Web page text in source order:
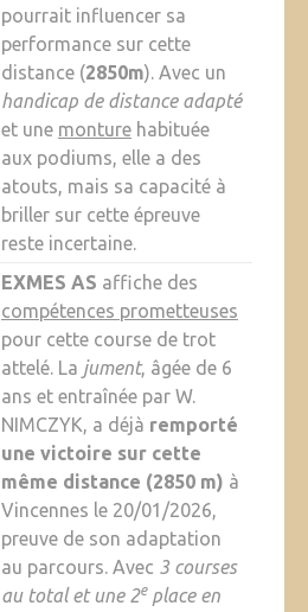
pourrait influencer sa
performance sur cette
distance (2850m). Avec un
handicap de distance adapté
et une monturehabituée
aux podiums, elle a des
atouts, mais sa capacité à
briller sur cette épreuve
reste incertaine.
EXMES AS affiche des
compétences prometteuses
pour cette course de trot
attelé. La jument, âgée de 6
ans et entraînée par W.
NIMCZYK, a déjà remporté
une victoire sur cette
même distance (2850 m) à
Vincennes le 20/01/2026,
preuve de son adaptation
au parcours. Avec 3 courses
au total et une 2eplace en